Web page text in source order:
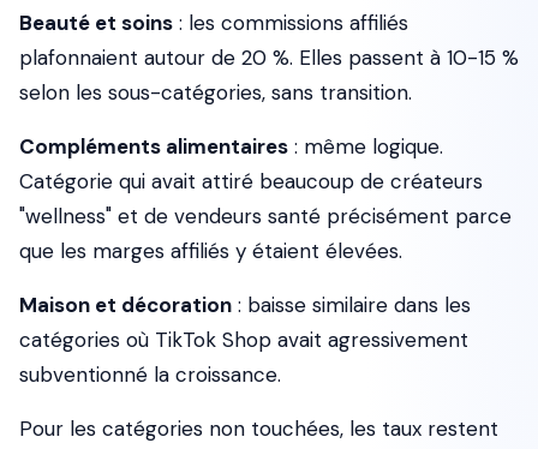
Beauté et soins : les commissions affiliés
plafonnaient autour de 20 %. Elles passent à 10-15 %
selon les sous-catégories, sans transition.
Compléments alimentaires : même logique.
Catégorie qui avait attiré beaucoup de créateurs
"wellness" et de vendeurs santé précisément parce
que les marges affiliés y étaient élevées.
Maison et décoration : baisse similaire dans les
catégories où TikTok Shop avait agressivement
subventionné la croissance.
Pour les catégories non touchées, les taux restent